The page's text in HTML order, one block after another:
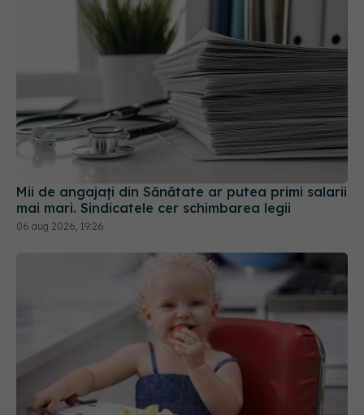
Mii de angajați din Sănătate ar putea primi salarii
mai mari. Sindicatele cer schimbarea legii
06 aug 2026, 19:26